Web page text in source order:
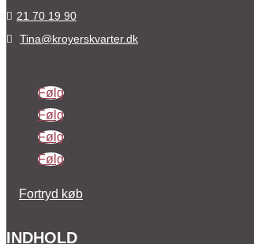
 21 70 19 90
 Tina@kroyerskvarter.dk
Følg
Følg
Følg
Følg
Fortryd køb
INDHOLD